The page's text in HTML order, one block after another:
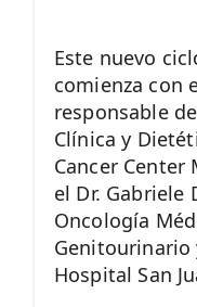
Este nuevo
comienza con
responsable
Clínica y
Cancer
el Dr. Gabriele
Oncología
Genitourinario
Hospital San